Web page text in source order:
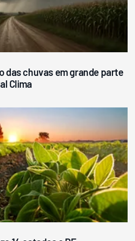
das chuvas em grande parte
Clima